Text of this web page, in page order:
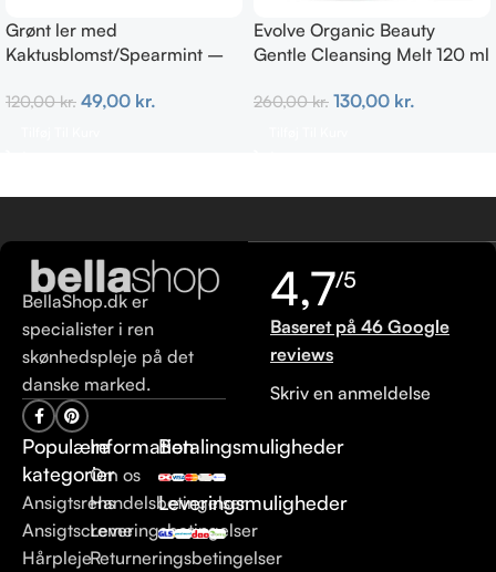
Grønt ler med
Kaktusblomst/Spearmint –
120,00kr. 49,00 kr.
Evolve Organic Beauty
Gentle Cleansing Melt 120 ml
260,00kr. 130,00 kr.
BellaShop.dk er
specialister i ren
skønhedspleje på det
danske marked.
Populære
kategorier
Ansigtsrens
Ansigtscreme
Hårpleje
Information
Om os
Handelsbetingelser
Leveringsbetingelser
Returneringsbetingelser
Betalingsmuligheder
Leveringsmuligheder
4,7/5
Baseret på 46 Google
reviews
Skriv en anmeldelse